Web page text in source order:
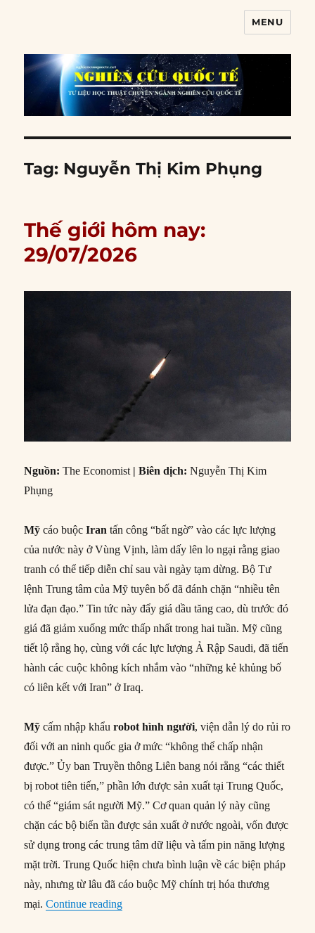
MENU
Tag: Nguyễn Thị Kim Phụng
Thế giới hôm nay:
29/07/2026
Nguồn:The Economist | Biên dịch:Nguyễn Thị Kim
Phụng
Mỹ cáo buộcIran tấn công “bất ngờ” vào các lực lượng
của nước này ở Vùng Vịnh, làm dấy lên lo ngại rằng giao
tranh có thể tiếp diễn chỉ sau vài ngày tạm dừng. Bộ Tư
lệnh Trung tâm của Mỹ tuyên bố đã đánh chặn “nhiều tên
lửa đạn đạo.” Tin tức này đẩy giá dầu tăng cao, dù trước đó
giá đã giảm xuống mức thấp nhất trong hai tuần. Mỹ cũng
tiết lộ rằng họ, cùng với các lực lượng Ả Rập Saudi, đã tiến
hành các cuộc không kích nhắm vào “những kẻ khủng bố
có liên kết với Iran” ở Iraq.
Mỹ cấm nhập khẩurobot hình người, viện dẫn lý do rủi ro
đối với an ninh quốc gia ở mức “không thể chấp nhận
được.” Ủy ban Truyền thông Liên bang nói rằng “các thiết
bị robot tiên tiến,” phần lớn được sản xuất tại Trung Quốc,
có thể “giám sát người Mỹ.” Cơ quan quản lý này cũng
chặn các bộ biến tần được sản xuất ở nước ngoài, vốn được
sử dụng trong các trung tâm dữ liệu và tấm pin năng lượng
mặt trời. Trung Quốc hiện chưa bình luận về các biện pháp
này, nhưng từ lâu đã cáo buộc Mỹ chính trị hóa thương
mại.Continue reading“Thế giới hôm nay: 29/07/2026”